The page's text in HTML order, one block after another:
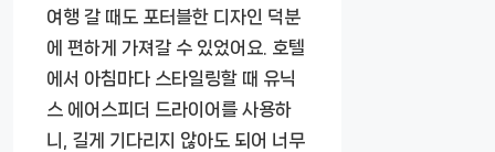
여행 갈 때도 포터블한 디자인 덕분
에 편하게 가져갈 수 있었어요. 호텔
에서 아침마다 스타일링할 때 유닉
스 에어스피더 드라이어를 사용하
니, 길게 기다리지 않아도 되어 너무